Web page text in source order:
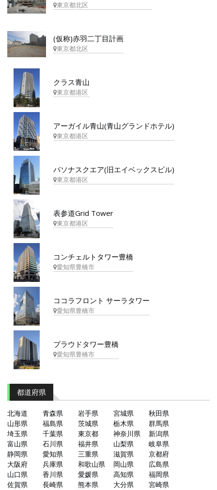
東京都北区
(仮称)赤羽二丁目計画
東京都北区
クラス青山
東京都港区
アーガイル青山(青山グランドホテル)
東京都港区
パソナスクエア(旧エイベックスビル)
東京都港区
表参道Grid Tower
東京都港区
コンチェルトタワー豊橋
愛知県豊橋市
ココラフロント サーラタワー
愛知県豊橋市
プラウドタワー豊橋
愛知県豊橋市
都道府県
北海道 青森県 岩手県 宮城県
秋田県
山形県
福島県 茨城県 栃木県
群馬県
埼玉県
千葉県 東京都 神奈川県
新潟県
富山県
石川県 福井県 山梨県
岐阜県
静岡県
愛知県 三重県 滋賀県
京都府
大阪府
兵庫県 和歌山県 岡山県
広島県
山口県
香川県 愛媛県 高知県
福岡県
佐賀県
長崎県 熊本県 大分県
宮崎県